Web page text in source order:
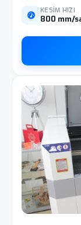
KESIM HIZI
800 mm/